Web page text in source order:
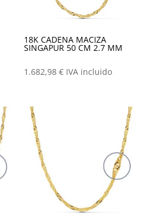
18K CADENA MACIZA
SINGAPUR 50 CM 2.7 MM
1.682,98€ IVA incluido